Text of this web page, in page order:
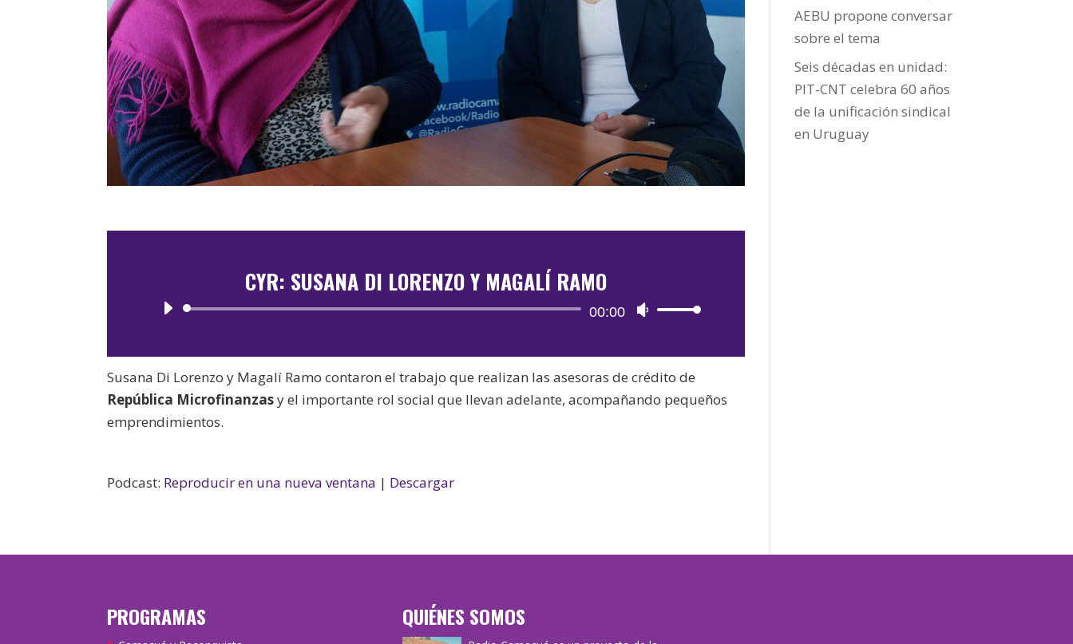
CYR: SUSANA DI LORENZO Y MAGALÍ RAMO
Reproductor
audio
00:00
Utiliza
teclas
de
flecha
volumen.
Susana Di Lorenzo y Magalí Ramo contaron el trabajo que realizan las asesoras de crédito de
República Microfinanzasy el importante rol social que llevan adelante, acompañando pequeños
emprendimientos.
Podcast: Reproducir en una nueva ventana | Descargar
AEBU propone conversar
sobre el tema
Seis décadas en unidad:
PIT-CNT celebra 60 años
de la unificación sindical
en Uruguay
PROGRAMAS QUIÉNES SOMOS